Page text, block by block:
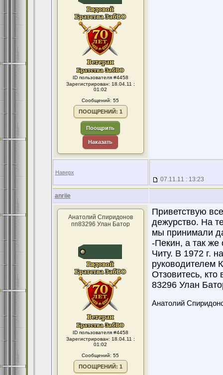
ID пользователя #4458
Зарегистрирован: 18.04.11 :
01:02
Сообщений: 55
ПООЩРЕНИЙ: 1
Поощрить
Наказать
Наверх
07.11.11 : 13:23
anriie
Анатолий Спиридонов
пп83296 Улан Батор
ID пользователя #4458
Зарегистрирован: 18.04.11 :
01:02
Сообщений: 55
ПООЩРЕНИЙ: 1
Приветствую
дежурство. На
мы принимали
-Пекин, а так же
Читу. В 1972 г.
руководителем
Отзовитесь,
83296 Улан
Анатолий